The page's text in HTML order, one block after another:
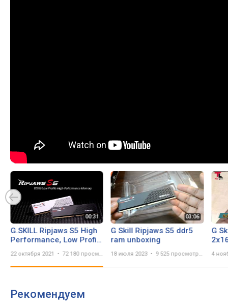
G.SKILL Ripjaws S5 High
Performance, Low Profile
22 октября 2021 72 180 просмотров
G Skill Ripjaws S5 ddr5
ram unboxing
18 июля 2023 9 525 просмотров
G
4
Рекомендуем